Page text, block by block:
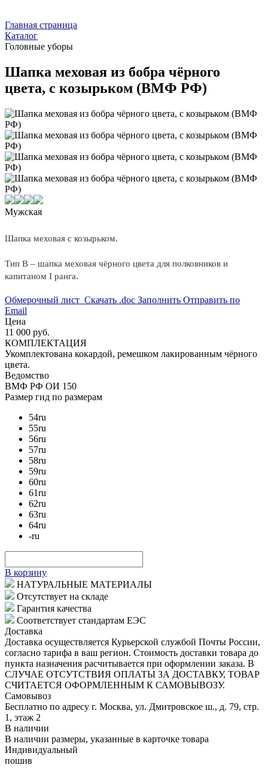
Главная страница
Каталог
Головные уборы
Шапка меховая из бобра чёрного
цвета, с козырьком (ВМФ РФ)
Мужская
Шапка меховая с козырьком.
Тип В – шапка меховая чёрного цвета для полковников и
капитаном I ранга.
Обмерочный лист Скачать .doc Заполнить Отправить по
Email
Цена
11 000 руб.
КОМПЛЕКТАЦИЯ
Укомплектована кокардой, ремешком лакированным чёрного
цвета.
Ведомство
ВМФ РФ ОИ 150
Размер гид по размерам
54ru
55ru
56ru
57ru
58ru
59ru
60ru
61ru
62ru
63ru
64ru
-ru
В корзину
НАТУРАЛЬНЫЕ МАТЕРИАЛЫ
Отсутствует на складе
Гарантия качества
Соответствует стандартам ЕЭС
Доставка
Доставка осуществляется Курьерской службой Почты России,
согласно тарифа в ваш регион. Стоимость доставки товара до
пункта назначения расчитывается при оформлении заказа. В
СЛУЧАЕ ОТСУТСТВИЯ ОПЛАТЫ ЗА ДОСТАВКУ, ТОВАР
СЧИТАЕТСЯ ОФОРМЛЕННЫМ К САМОВЫВОЗУ.
Самовывоз
Бесплатно по адресу г. Москва, ул. Дмитровское ш., д. 79, стр.
1, этаж 2
В наличии
В наличии размеры, указанные в карточке товара
Индивидуальный
пошив